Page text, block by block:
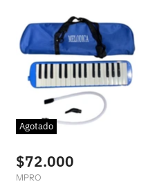
Agotado
$72.000
MPRO